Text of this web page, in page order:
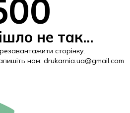
не так...
сторінку.
нам: drukarnia.ua@gmail.com